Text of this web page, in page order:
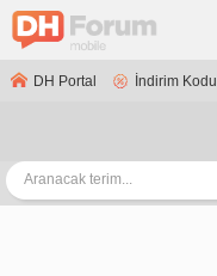
DH Portal İndirim Kodu